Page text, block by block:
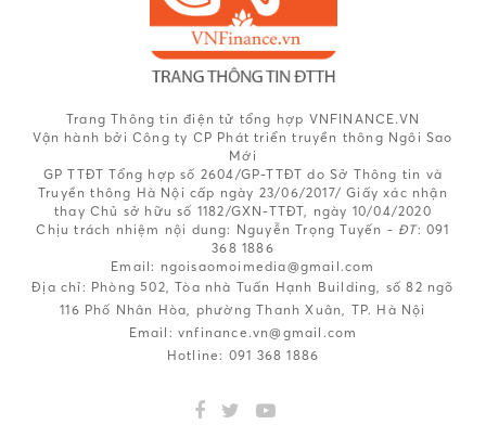
Trang Thông tin điện tử tổng hợp VNFINANCE.VN
Vận hành bởi Công ty CP Phát triển truyền thông Ngôi Sao
Mới
GP TTĐT Tổng hợp số 2604/GP-TTĐT do Sở Thông tin và
Truyền thông Hà Nội cấp ngày 23/06/2017/ Giấy xác nhận
thay Chủ sở hữu số 1182/GXN-TTĐT, ngày 10/04/2020
Chịu trách nhiệm nội dung: Nguyễn Trọng Tuyến - ĐT: 091
368 1886
Email: ngoisaomoimedia@gmail.com
Địa chỉ: Phòng 502, Tòa nhà Tuấn Hạnh Building, số 82 ngõ
116 Phố Nhân Hòa, phường Thanh Xuân, TP. Hà Nội
Email: vnfinance.vn@gmail.com
Hotline: 091 368 1886